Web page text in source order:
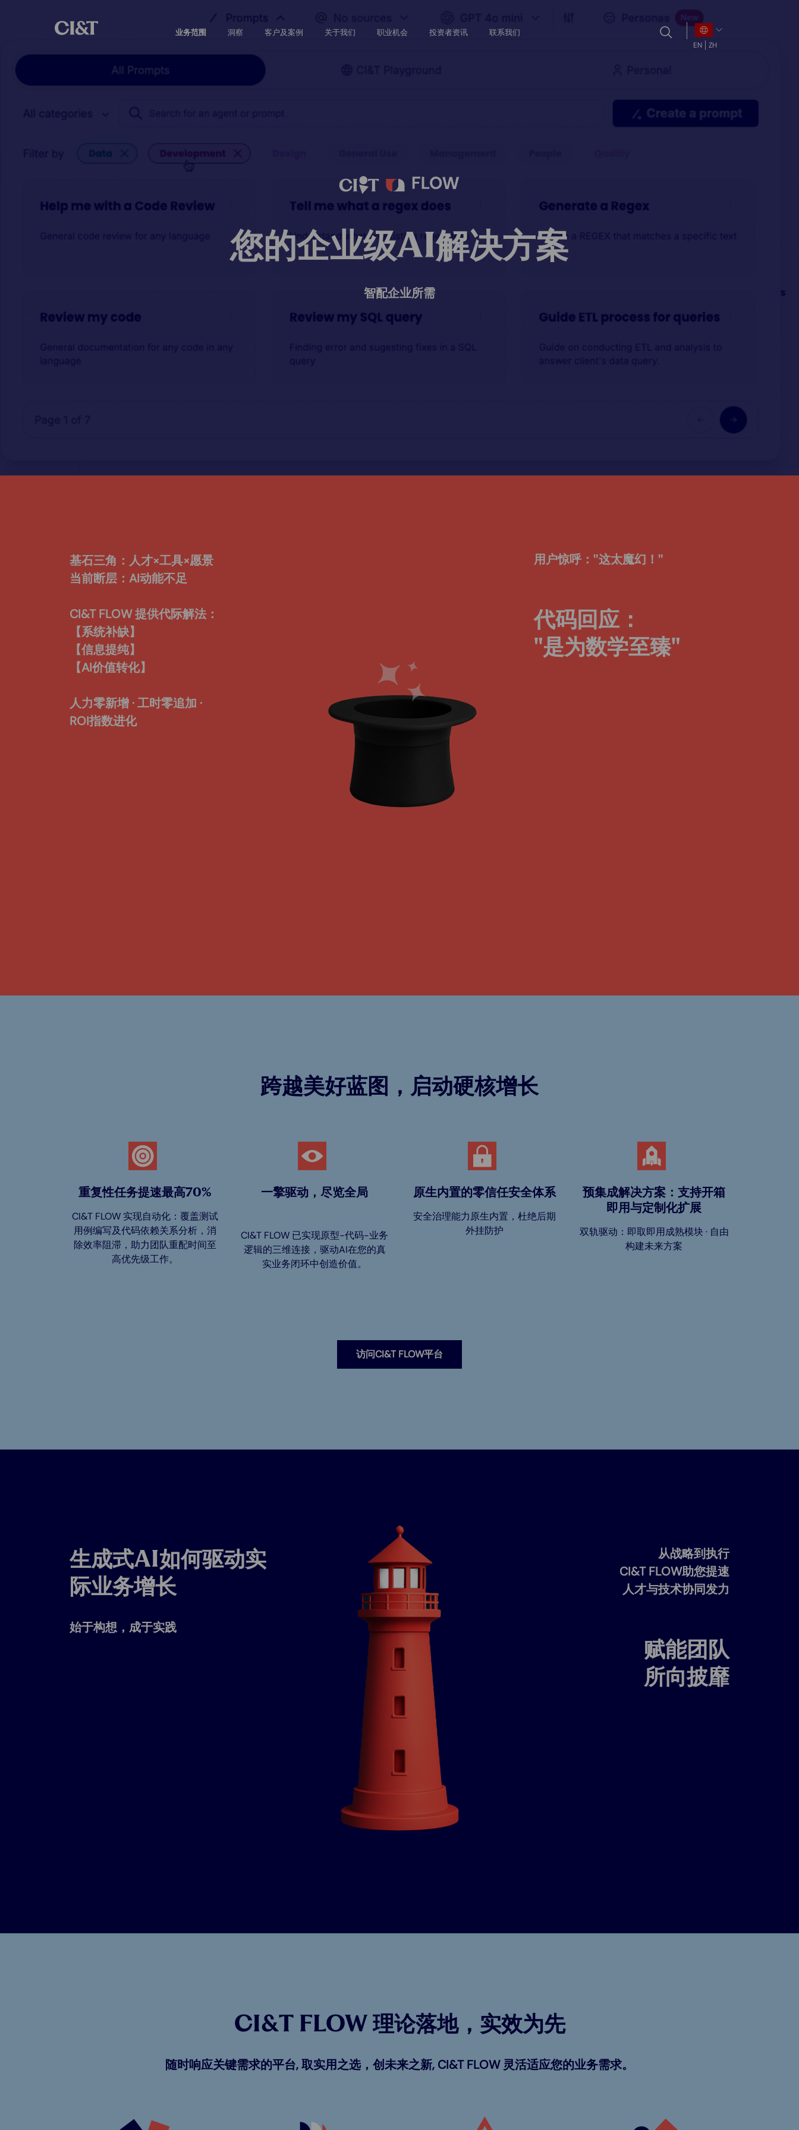
main
业务范围 洞察 客户及案例 关于我们 职业机会 投资者资讯 联系我们
EN ZH
您的企业级AI解决方案
智配企业所需
基石三角：人才×工具×愿景
当前断层：AI动能不足
CI&T FLOW 提供代际解法：
【系统补缺】
【信息提纯】
【AI价值转化】
人力零新增 · 工时零追加 ·
ROI指数进化
用户惊呼："这太魔幻！"
代码回应：
"是为数学至臻"
跨越美好蓝图，启动硬核增长
重复性任务提速最高70%
CI&T FLOW 实现自动化：覆盖测试
用例编写及代码依赖关系分析，消
除效率阻滞，助力团队重配时间至
高优先级工作。
一擎驱动，尽览全局
CI&T FLOW 已实现原型-代码-业务
逻辑的三维连接，驱动AI在您的真
实业务闭环中创造价值。
原生内置的零信任安全体系
安全治理能力原生内置，杜绝后期
外挂防护
预集成解决方案：支持开箱
即用与定制化扩展
双轨驱动：即取即用成熟模块 · 自由
构建未来方案
访问CI&T FLOW平台
生成式AI如何驱动实
际业务增长
始于构想，成于实践
从战略到执行
CI&T FLOW助您提速
人才与技术协同发力
赋能团队
所向披靡
CI&T FLOW 理论落地，实效为先
随时响应关键需求的平台, 取实用之选，创未来之新, CI&T FLOW 灵活适应您的业务需求。